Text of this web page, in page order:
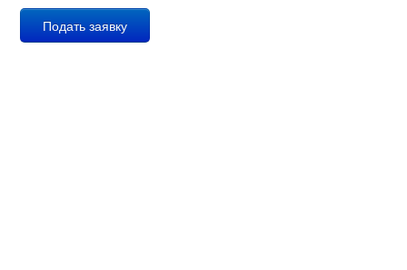
Подать заявку